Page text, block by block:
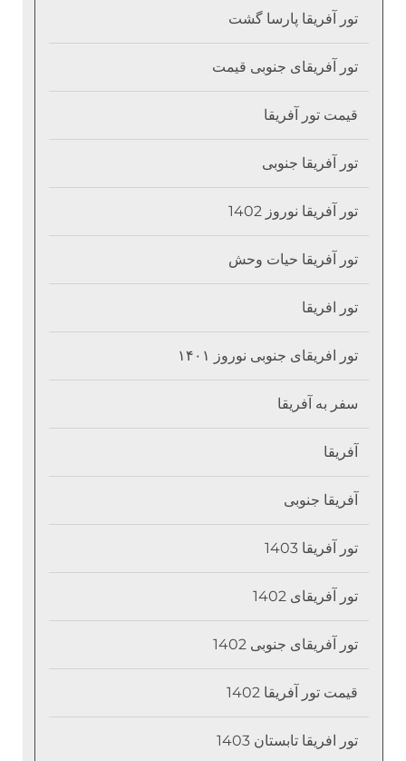
تور آفریقا پارسا گشت
تور آفریقای جنوبی قیمت
قیمت تور آفریقا
تور آفریقا جنوبی
تور آفریقا نوروز 1402
تور آفریقا حیات وحش
تور افریقا
تور افریقای جنوبی نوروز ۱۴۰۱
سفر به آفریقا
آفریقا
آفریقا جنوبی
تور آفریقا 1403
تور آفریقای 1402
تور آفریقای جنوبی 1402
قیمت تور آفریقا 1402
تور افریقا تابستان 1403